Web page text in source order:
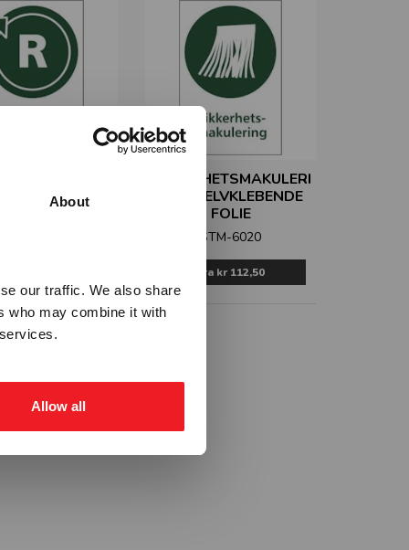
About
our traffic. We also share
who may combine it with
Allow all
FOLIE
SIKKERHETSMAKULERI
NG - SELVKLEBENDE
FOLIE
STM-6020
Fra kr 112,50